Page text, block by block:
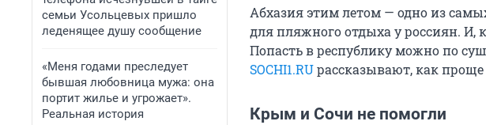
семьи Усольцевых пришло
леденящее душу сообщение
«Меня годами преследует
бывшая любовница мужа: она
портит жилье и угрожает».
Реальная история
Абхазия этим летом — одно из
для пляжного отдыха у россиян. И,
Попасть в республику можно по
SOCHI1.RUрассказывают, как проще
Крым и Сочи не помогли